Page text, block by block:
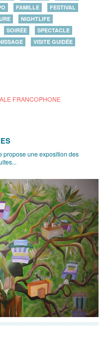
FAMILLE
FESTIVAL
NIGHTLIFE
SOIRÉE
SPECTACLE
VISITE GUIDÉE
FRANCOPHONE
propose une exposition des